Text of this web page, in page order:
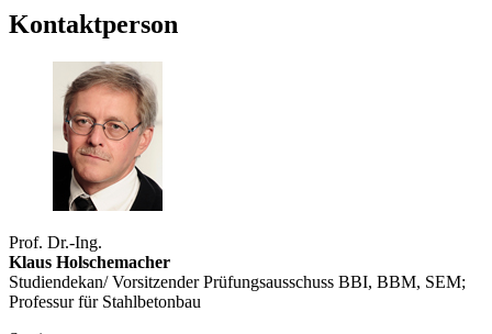
Kontaktperson
Prof. Dr.-Ing.
Klaus Holschemacher
Studiendekan/ Vorsitzender Prüfungsausschuss BBI, BBM, SEM;
Professur für Stahlbetonbau